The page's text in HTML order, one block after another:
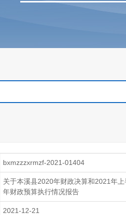
bxmzzzxrmzf-2021-01404
关于本溪县2020年财政决算和2021年上
年财政预算执行情况报告
2021-12-21